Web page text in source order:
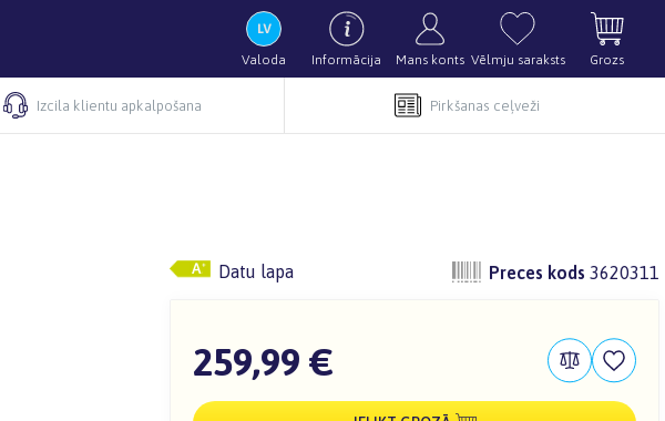
Valoda Informācija Mans konts Vēlmju saraksts Grozs
Izcila klientu apkalpošana Pirkšanas ceļveži
Datu lapa Preces kods 3620311
259,99 €